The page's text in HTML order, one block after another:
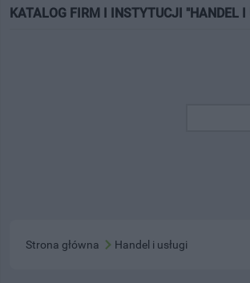
KATALOG FIRM I INSTYTUCJI "HANDEL I
Strona główna Handel i usługi